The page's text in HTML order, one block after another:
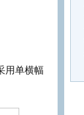
用单横幅